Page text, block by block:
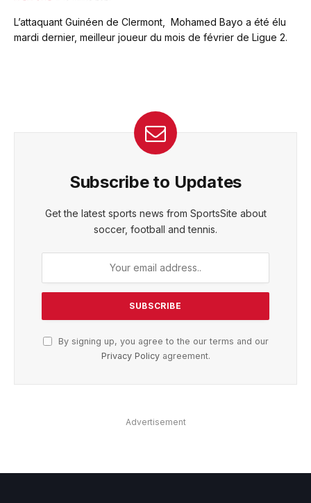
L’attaquant Guinéen de Clermont, Mohamed Bayo a été élu
mardi dernier, meilleur joueur du mois de février de Ligue 2.
Subscribe to Updates
Get the latest sports news from SportsSite about
soccer, football and tennis.
By signing up, you agree to the our terms and our
Privacy Policyagreement.
Advertisement